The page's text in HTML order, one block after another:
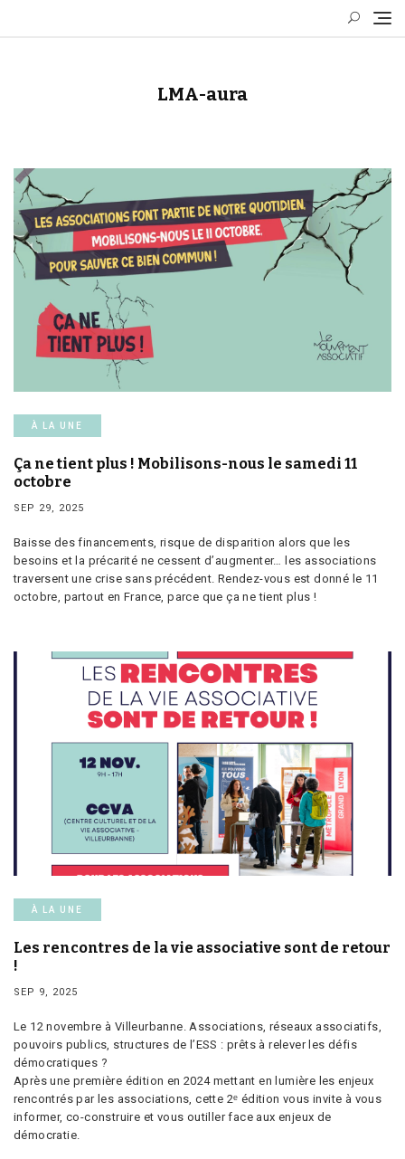
LMA-aura
À LA UNE
Ça ne tient plus ! Mobilisons-nous le samedi 11
octobre
SEP 29, 2025
Baisse des financements, risque de disparition alors que les
besoins et la précarité ne cessent d’augmenter… les associations
traversent une crise sans précédent. Rendez-vous est donné le 11
octobre, partout en France, parce que ça ne tient plus !
À LA UNE
Les rencontres de la vie associative sont de retour
!
SEP 9, 2025
Le 12 novembre à Villeurbanne. Associations, réseaux associatifs,
pouvoirs publics, structures de l’ESS : prêts à relever les défis
démocratiques ?
Après une première édition en 2024 mettant en lumière les enjeux
rencontrés par les associations, cette 2ᵉ édition vous invite à vous
informer, co-construire et vous outiller face aux enjeux de
démocratie.